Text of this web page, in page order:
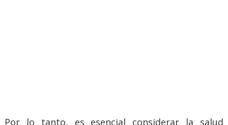
Por lo tanto, es esencial considerar la salud